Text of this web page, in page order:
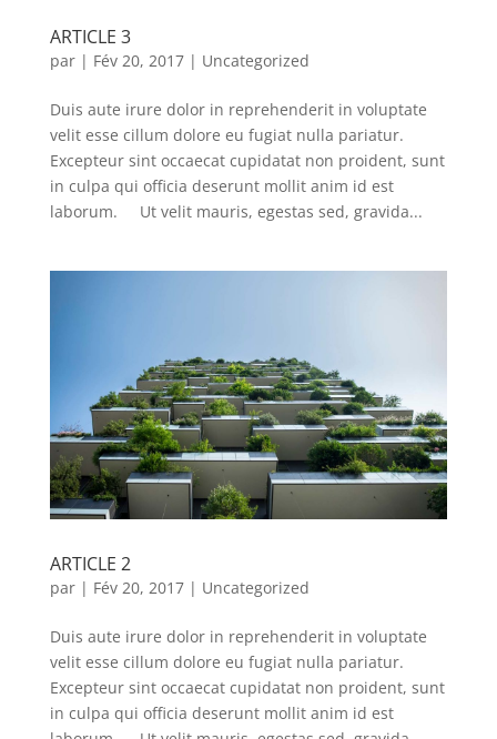
ARTICLE 3
par | Fév 20, 2017| Uncategorized
Duis aute irure dolor in reprehenderit in voluptate
velit esse cillum dolore eu fugiat nulla pariatur.
Excepteur sint occaecat cupidatat non proident, sunt
in culpa qui officia deserunt mollit anim id est
laborum. Ut velit mauris, egestas sed, gravida...
ARTICLE 2
par | Fév 20, 2017| Uncategorized
Duis aute irure dolor in reprehenderit in voluptate
velit esse cillum dolore eu fugiat nulla pariatur.
Excepteur sint occaecat cupidatat non proident, sunt
in culpa qui officia deserunt mollit anim id est